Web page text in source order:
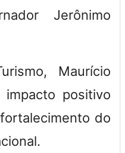
Jerônimo
Maurício
impacto positivo
do